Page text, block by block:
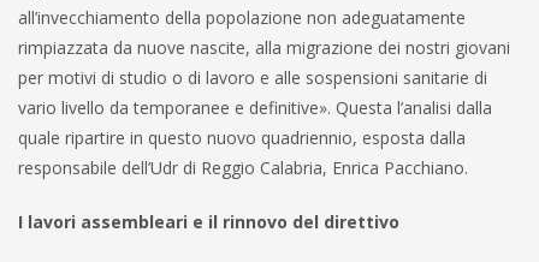
all’invecchiamento della popolazione non adeguatamente
rimpiazzata da nuove nascite, alla migrazione dei nostri giovani
per motivi di studio o di lavoro e alle sospensioni sanitarie di
vario livello da temporanee e definitive». Questa l’analisi dalla
quale ripartire in questo nuovo quadriennio, esposta dalla
responsabile dell’Udr di Reggio Calabria, Enrica Pacchiano.
I lavori assembleari e il rinnovo del direttivo